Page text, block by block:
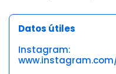
Datos útiles
Instagram: